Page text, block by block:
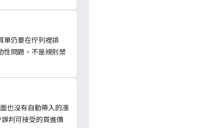
單仍要在佇列裡排
性問題，不是規則禁
也沒有自動帶入的漲
判可接受的買進價